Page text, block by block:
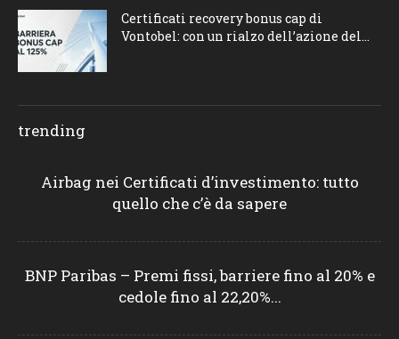
Certificati recovery bonus cap di
Vontobel: con un rialzo dell’azione del...
trending
Airbag nei Certificati d’investimento: tutto
quello che c’è da sapere
BNP Paribas – Premi fissi, barriere fino al 20% e
cedole fino al 22,20%...